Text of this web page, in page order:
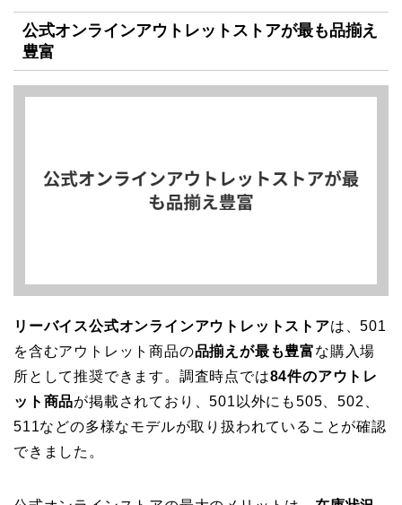
公式オンラインアウトレットストアが最も品揃え
豊富
リーバイス公式オンラインアウトレットストアは、501
を含むアウトレット商品の品揃えが最も豊富な購入場
所として推奨できます。調査時点では84件のアウトレ
ット商品が掲載されており、501以外にも505、502、
511などの多様なモデルが取り扱われていることが確認
できました。